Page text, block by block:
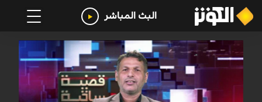
البث المباشر